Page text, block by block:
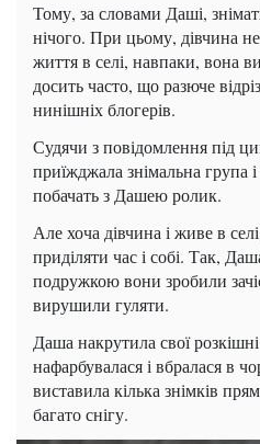
Тому, за словами Даші,
нічого. При цьому, дівчина
життя в селі, навпаки, вона
досить часто, що разюче
нинішніх блогерів.
Судячи з повідомлення під
приїжджала знімальна група
побачать з Дашею ролик.
Але хоча дівчина і живе в
приділяти час і собі. Так,
подружкою вони зробили
вирушили гуляти.
Даша накрутила свої
нафарбувалася і вбралася в
виставила кілька знімків
багато снігу.